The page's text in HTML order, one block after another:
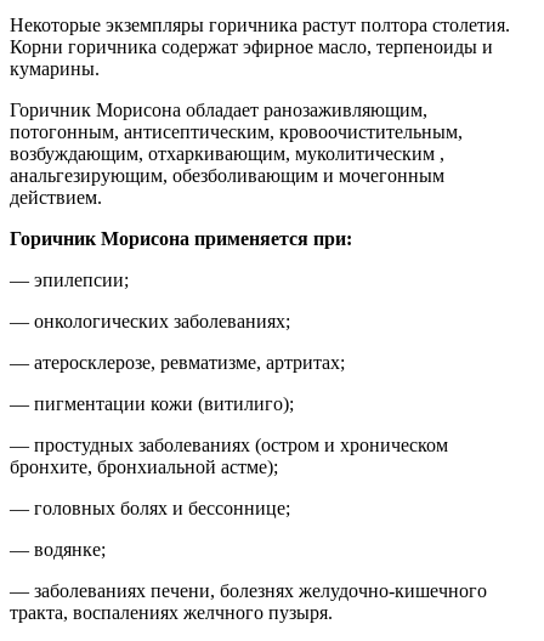
Некоторые экземпляры горичника растут полтора столетия.
Корни горичника содержат эфирное масло, терпеноиды и
кумарины.
Горичник Морисона обладает ранозаживляющим,
потогонным, антисептическим, кровоочистительным,
возбуждающим, отхаркивающим, муколитическим ,
анальгезирующим, обезболивающим и мочегонным
действием.
Горичник Морисона применяется при:
— эпилепсии;
— онкологических заболеваниях;
— атеросклерозе, ревматизме, артритах;
— пигментации кожи (витилиго);
— простудных заболеваниях (остром и хроническом
бронхите, бронхиальной астме);
— головных болях и бессоннице;
— водянке;
— заболеваниях печени, болезнях желудочно-кишечного
тракта, воспалениях желчного пузыря.